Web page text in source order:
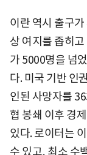
이란 역시 출구
상 여지를 좁히
가 5000명을 넘
다. 미국 기반 인
인된 사망자를
협 봉쇄 이후 경
있다. 로이터는
수 있고, 최소 수